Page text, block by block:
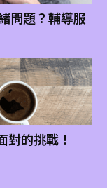
問題？輔導服
對的挑戰！